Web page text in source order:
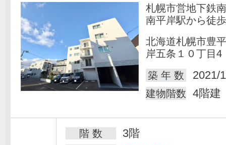
札幌市営地下鉄
南平岸駅から徒
北海道札幌市豊
岸五条１０丁目4
築 年 数
2021/
建物階数 4階建
階 数 3階